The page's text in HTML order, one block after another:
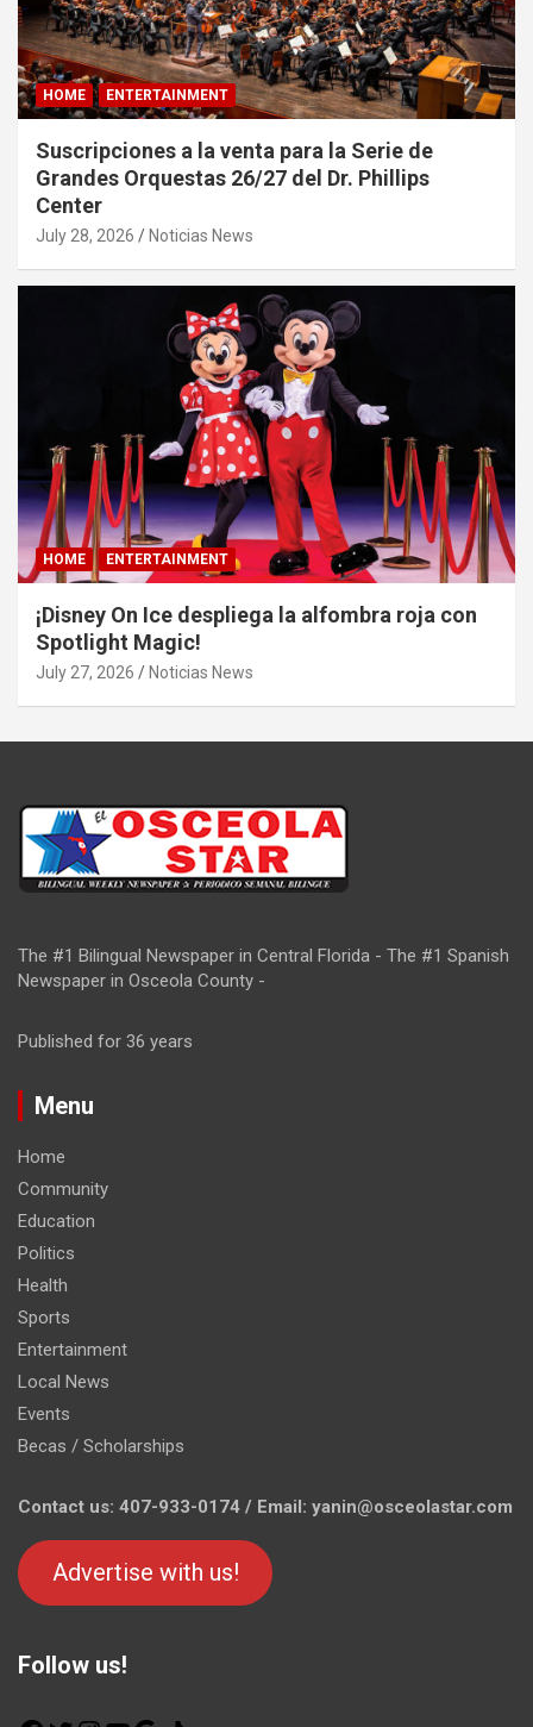
HOME ENTERTAINMENT
Suscripciones a la venta para la Serie de
Grandes Orquestas 26/27 del Dr. Phillips
Center
July 28, 2026 Noticias News
HOME ENTERTAINMENT
¡Disney On Ice despliega la alfombra roja con
Spotlight Magic!
July 27, 2026 Noticias News
The #1 Bilingual Newspaper in Central Florida - The #1 Spanish
Newspaper in Osceola County -
Published for 36 years
Menu
Home
Community
Education
Politics
Health
Sports
Entertainment
Local News
Events
Becas / Scholarships
Contact us: 407-933-0174 / Email: yanin@osceolastar.com
Advertise with us!
Follow us!